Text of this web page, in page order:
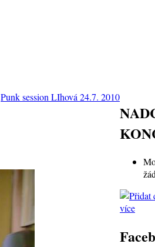
Punk session LIhová 24.7. 2010
více